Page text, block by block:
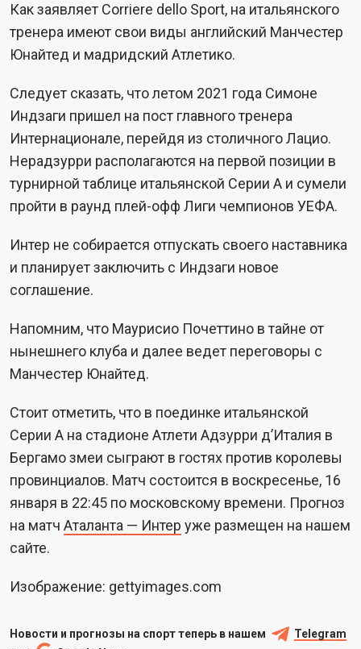
Как заявляет Corriere dello Sport, на итальянского
тренера имеют свои виды английский Манчестер
Юнайтед и мадридский Атлетико.
Следует сказать, что летом 2021 года Симоне
Индзаги пришел на пост главного тренера
Интернационале, перейдя из столичного Лацио.
Нерадзурри располагаются на первой позиции в
турнирной таблице итальянской Серии А и сумели
пройти в раунд плей-офф Лиги чемпионов УЕФА.
Интер не собирается отпускать своего наставника
и планирует заключить с Индзаги новое
соглашение.
Напомним, что Маурисио Почеттино в тайне от
нынешнего клуба и далее ведет переговоры с
Манчестер Юнайтед.
Стоит отметить, что в поединке итальянской
Серии А на стадионе Атлети Адзурри д’Италия в
Бергамо змеи сыграют в гостях против королевы
провинциалов. Матч состоится в воскресенье, 16
января в 22:45 по московскому времени. Прогноз
на матч Аталанта — Интер уже размещен на нашем
сайте.
Изображение: gettyimages.com
Новости и прогнозы на спорт теперь в нашем
Telegram